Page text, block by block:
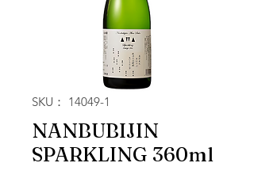
SKU： 14049-1
NANBUBIJIN
SPARKLING 360ml